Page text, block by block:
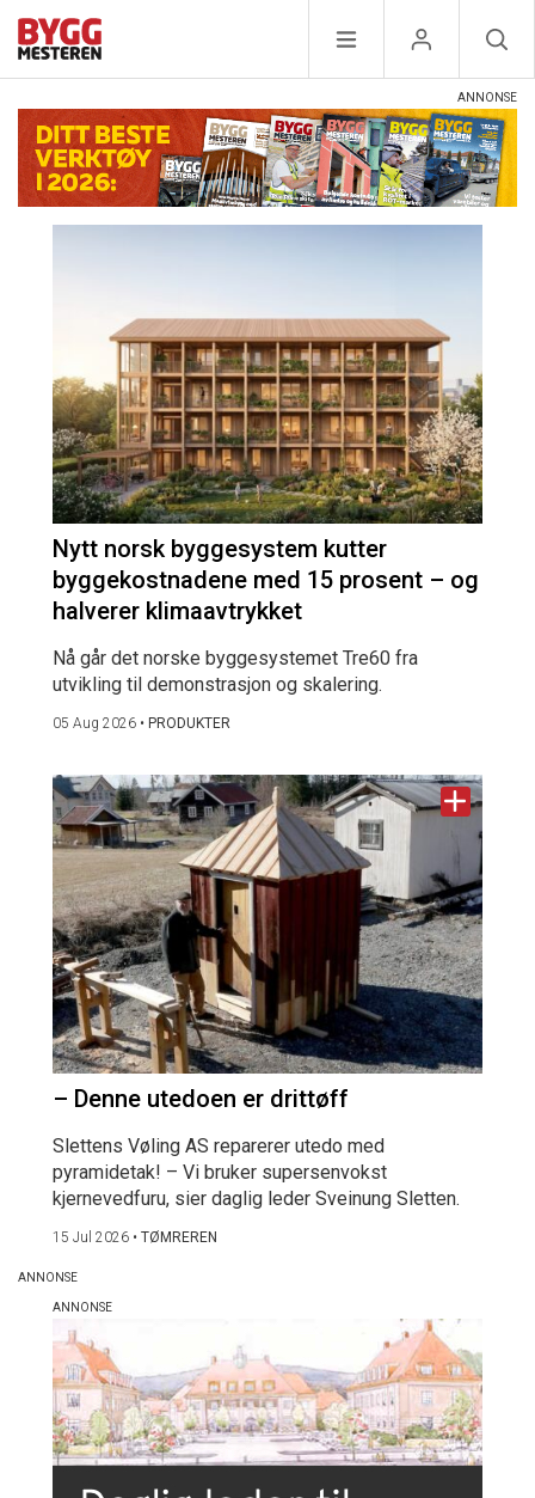
Nytt norsk byggesystem kutter
byggekostnadene med 15 prosent – og
halverer klimaavtrykket
Nå går det norske byggesystemet Tre60 fra
utvikling til demonstrasjon og skalering.
05 Aug 2026 • PRODUKTER
– Denne utedoen er drittøff
Slettens Vøling AS reparerer utedo med
pyramidetak! – Vi bruker supersenvokst
kjernevedfuru, sier daglig leder Sveinung Sletten.
15 Jul 2026 • TØMREREN